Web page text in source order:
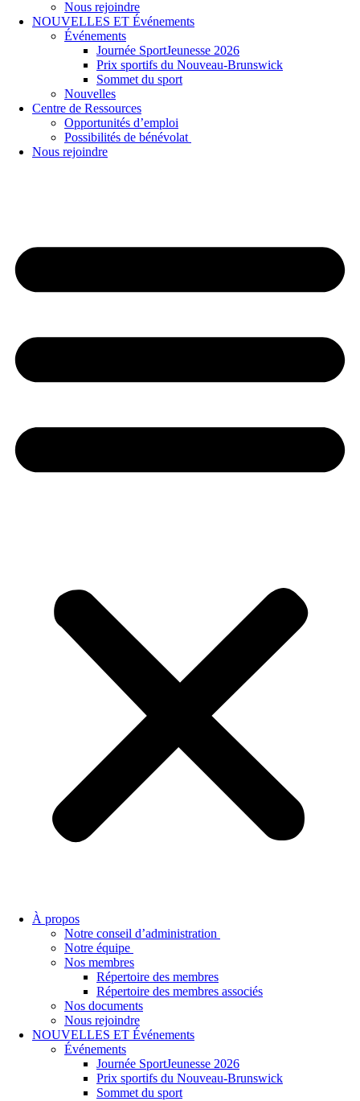
Nous rejoindre
NOUVELLES ET Événements
Événements
Journée SportJeunesse 2026
Prix sportifs du Nouveau-Brunswick
Sommet du sport
Nouvelles
Centre de Ressources
Opportunités d’emploi
Possibilités de bénévolat
Nous rejoindre
À propos
Notre conseil d’administration
Notre équipe
Nos membres
Répertoire des membres
Répertoire des membres associés
Nos documents
Nous rejoindre
NOUVELLES ET Événements
Événements
Journée SportJeunesse 2026
Prix sportifs du Nouveau-Brunswick
Sommet du sport